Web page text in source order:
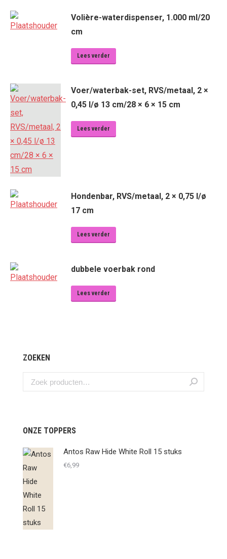
Volière-waterdispenser, 1.000 ml/20
cm
Lees verder
Voer/waterbak-set, RVS/metaal, 2 ×
0,45 l/ø 13 cm/28 × 6 × 15 cm
Lees verder
Hondenbar, RVS/metaal, 2 × 0,75 l/ø
17 cm
Lees verder
dubbele voerbak rond
Lees verder
ZOEKEN
ONZE TOPPERS
Antos Raw Hide White Roll 15 stuks
€6,99